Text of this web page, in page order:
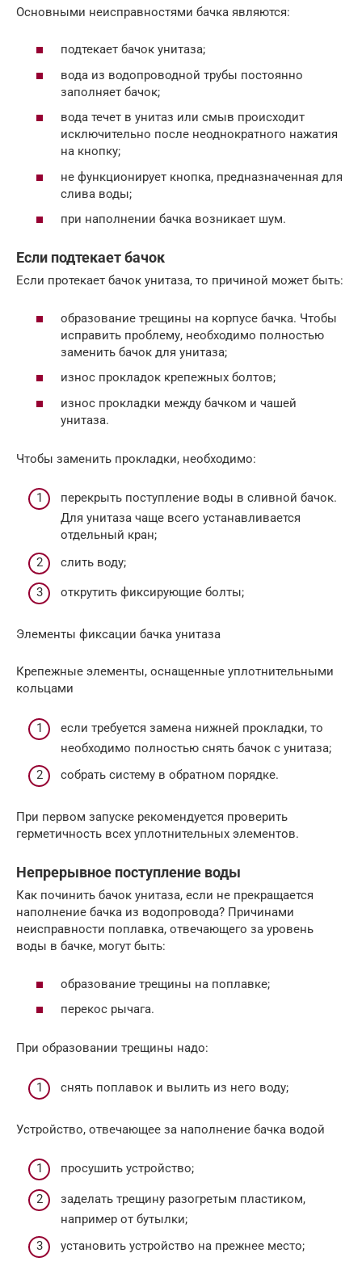
Основными неисправностями бачка являются:
подтекает бачок унитаза;
вода из водопроводной трубы постоянно
заполняет бачок;
вода течет в унитаз или смыв происходит
исключительно после неоднократного нажатия
на кнопку;
не функционирует кнопка, предназначенная для
слива воды;
при наполнении бачка возникает шум.
Если подтекает бачок
Если протекает бачок унитаза, то причиной может быть:
образование трещины на корпусе бачка. Чтобы
исправить проблему, необходимо полностью
заменить бачок для унитаза;
износ прокладок крепежных болтов;
износ прокладки между бачком и чашей
унитаза.
Чтобы заменить прокладки, необходимо:
перекрыть поступление воды в сливной бачок.
Для унитаза чаще всего устанавливается
отдельный кран;
слить воду;
открутить фиксирующие болты;
Элементы фиксации бачка унитаза
Крепежные элементы, оснащенные уплотнительными
кольцами
если требуется замена нижней прокладки, то
необходимо полностью снять бачок с унитаза;
собрать систему в обратном порядке.
При первом запуске рекомендуется проверить
герметичность всех уплотнительных элементов.
Непрерывное поступление воды
Как починить бачок унитаза, если не прекращается
наполнение бачка из водопровода? Причинами
неисправности поплавка, отвечающего за уровень
воды в бачке, могут быть:
образование трещины на поплавке;
перекос рычага.
При образовании трещины надо:
снять поплавок и вылить из него воду;
Устройство, отвечающее за наполнение бачка водой
просушить устройство;
заделать трещину разогретым пластиком,
например от бутылки;
установить устройство на прежнее место;